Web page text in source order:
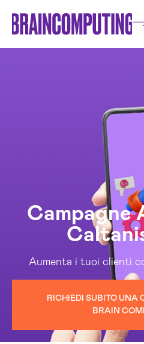
Campagne
Aumenta i tuoi clienti
RICHIEDI SUBITO UNA
BRAIN